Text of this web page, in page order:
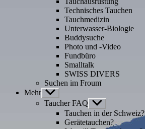
Technisches Tauchen
Tauchmedizin
Unterwasser-Biologie
Buddysuche
Photo und -Video
Fundbüro
Smalltalk
SWISS DIVERS
Suchen im Froum
Mehr Untermenü
anzeigen
Taucher FAQ Untermenü
anzeigen
Tauchen in der Schweiz?
Gerätetauchen?